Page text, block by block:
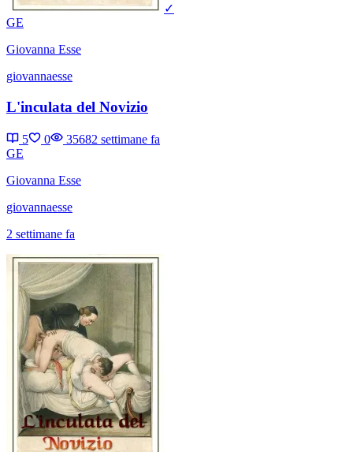
✓
GE
Giovanna Esse
giovannaesse
L'inculata del Novizio
5 0 35682 settimane fa
GE
Giovanna Esse
giovannaesse
2 settimane fa